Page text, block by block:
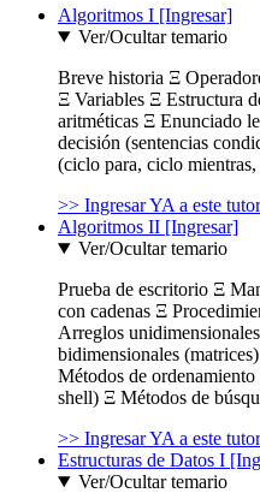
Algoritmos I [Ingresar]
Ver/Ocultar temario
Breve historia Ξ
Ξ Variables Ξ Estructura
aritméticas Ξ Enunciado
decisión (sentencias
(ciclo para, ciclo
>> Ingresar YA a este
Algoritmos II [Ingresar]
Ver/Ocultar temario
Prueba de escritorio Ξ
con cadenas Ξ
Arreglos
bidimensionales
Métodos de
shell) Ξ Métodos de
>> Ingresar YA a este
Estructuras de Datos I
Ver/Ocultar temario